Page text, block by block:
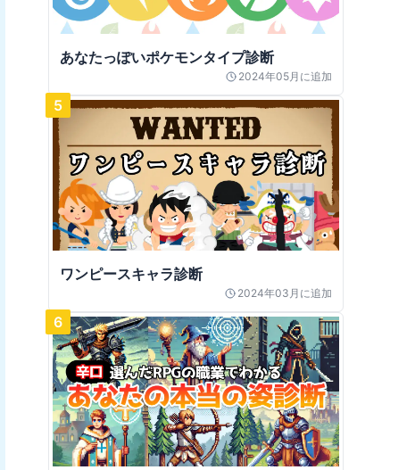
あなたっぽいポケモンタイプ診断
2024年05月 に追加
5
ワンピースキャラ診断
2024年03月 に追加
6